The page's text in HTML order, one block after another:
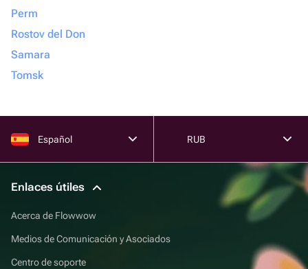
Perm
Rostov del Don
Samara
Tomsk
Español RUB
Enlaces útiles
Acerca de Flowwow
Medios de Comunicación y Asociados
Centro de soporte